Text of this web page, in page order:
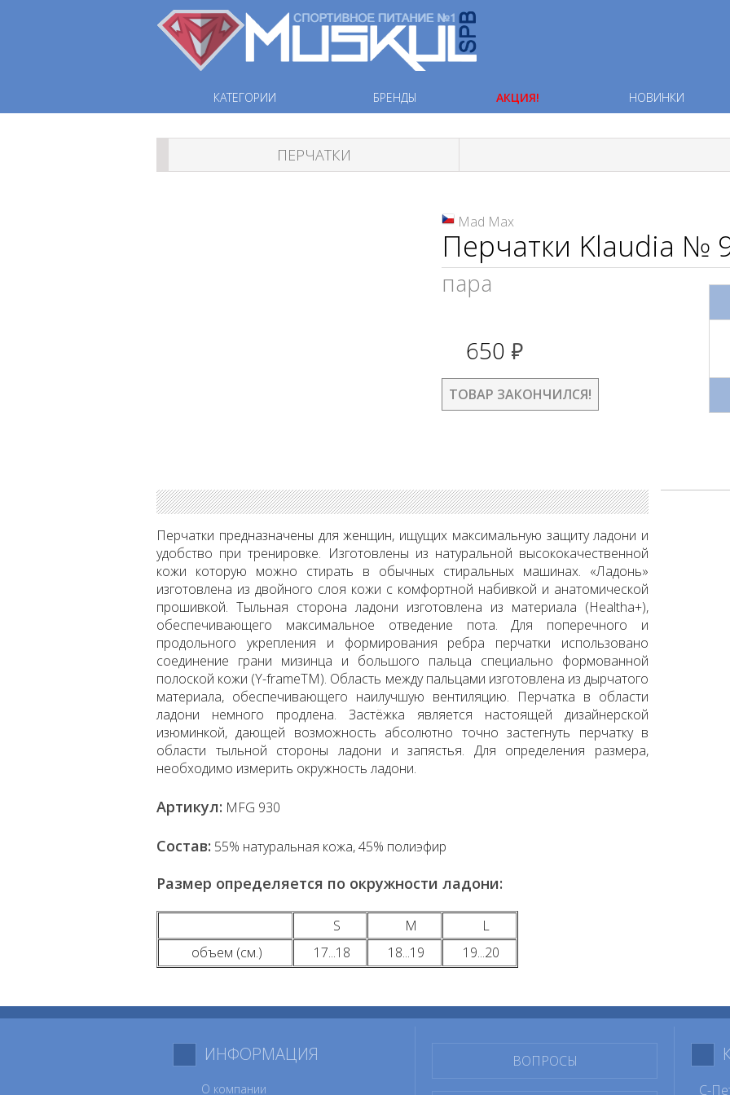
КАТЕГОРИИ БРЕНДЫ АКЦИЯ! НОВИНКИ
ПЕРЧАТКИ
Mad Max
Перчатки Klaudia №
пара
650 руб.
ТОВАР ЗАКОНЧИЛСЯ!
Перчатки предназначены для женщин, ищущих максимальную защиту ладони и
удобство при тренировке. Изготовлены из натуральной высококачественной
кожи которую можно стирать в обычных стиральных машинах. «Ладонь»
изготовлена из двойного слоя кожи с комфортной набивкой и анатомической
прошивкой. Тыльная сторона ладони изготовлена из материала (Healtha+),
обеспечивающего максимальное отведение пота. Для поперечного и
продольного укрепления и формирования ребра перчатки использовано
соединение грани мизинца и большого пальца специально формованной
полоской кожи (Y-frameTM). Область между пальцами изготовлена из дырчатого
материала, обеспечивающего наилучшую вентиляцию. Перчатка в области
ладони немного продлена. Застёжка является настоящей дизайнерской
изюминкой, дающей возможность абсолютно точно застегнуть перчатку в
области тыльной стороны ладони и запястья. Для определения размера,
необходимо измерить окружность ладони.
Артикул: MFG 930
Состав: 55% натуральная кoжa, 45% пoлиэфир
Размер определяется по окружности ладони:
S M
L
объем (см.)
17...18 18...19 19...20
ИНФОРМАЦИЯ
О компании
ВОПРОСЫ
С-